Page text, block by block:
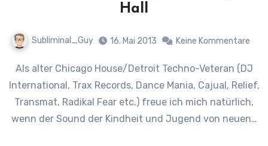
Hall
Subliminal_Guy 16. Mai 2013 Keine Kommentare
Als alter Chicago House/Detroit Techno-Veteran (DJ
International, Trax Records, Dance Mania, Cajual, Relief,
Transmat, Radikal Fear etc.) freue ich mich natürlich,
wenn der Sound der Kindheit und Jugend von neuen…